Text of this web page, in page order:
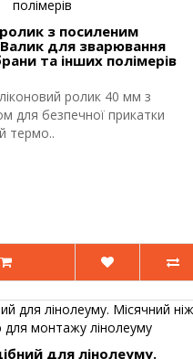
з посиленим
для зварювання
та інших полімерів
ролик 40 мм з
для безпечної прикатки
термо..
для лінолеуму.